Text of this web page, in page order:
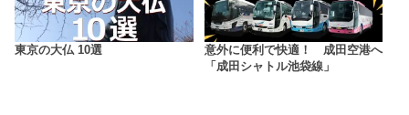
東京の大仏 10選
意外に便利で快適！ 成田空港へ
「成田シャトル池袋線」